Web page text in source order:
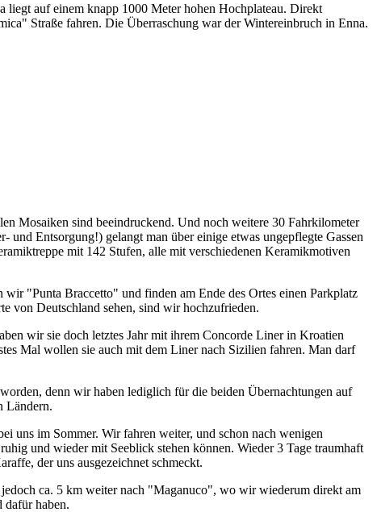
liegt auf einem knapp 1000 Meter hohen Hochplateau. Direkt
Straße fahren. Die Überraschung war der Wintereinbruch in Enna.
Mosaiken sind beeindruckend. Und noch weitere 30 Fahrkilometer
Entsorgung!) gelangt man über einige etwas ungepflegte Gassen
mit 142 Stufen, alle mit verschiedenen Keramikmotiven
"Punta Braccetto" und finden am Ende des Ortes einen Parkplatz
von Deutschland sehen, sind wir hochzufrieden.
wir sie doch letztes Jahr mit ihrem Concorde Liner in Kroatien
Mal wollen sie auch mit dem Liner nach Sizilien fahren. Man darf
denn wir haben lediglich für die beiden Übernachtungen auf
Ländern.
uns im Sommer. Wir fahren weiter, und schon nach wenigen
und wieder mit Seeblick stehen können. Wieder 3 Tage traumhaft
der uns ausgezeichnet schmeckt.
ca. 5 km weiter nach "Maganuco", wo wir wiederum direkt am
dafür haben.